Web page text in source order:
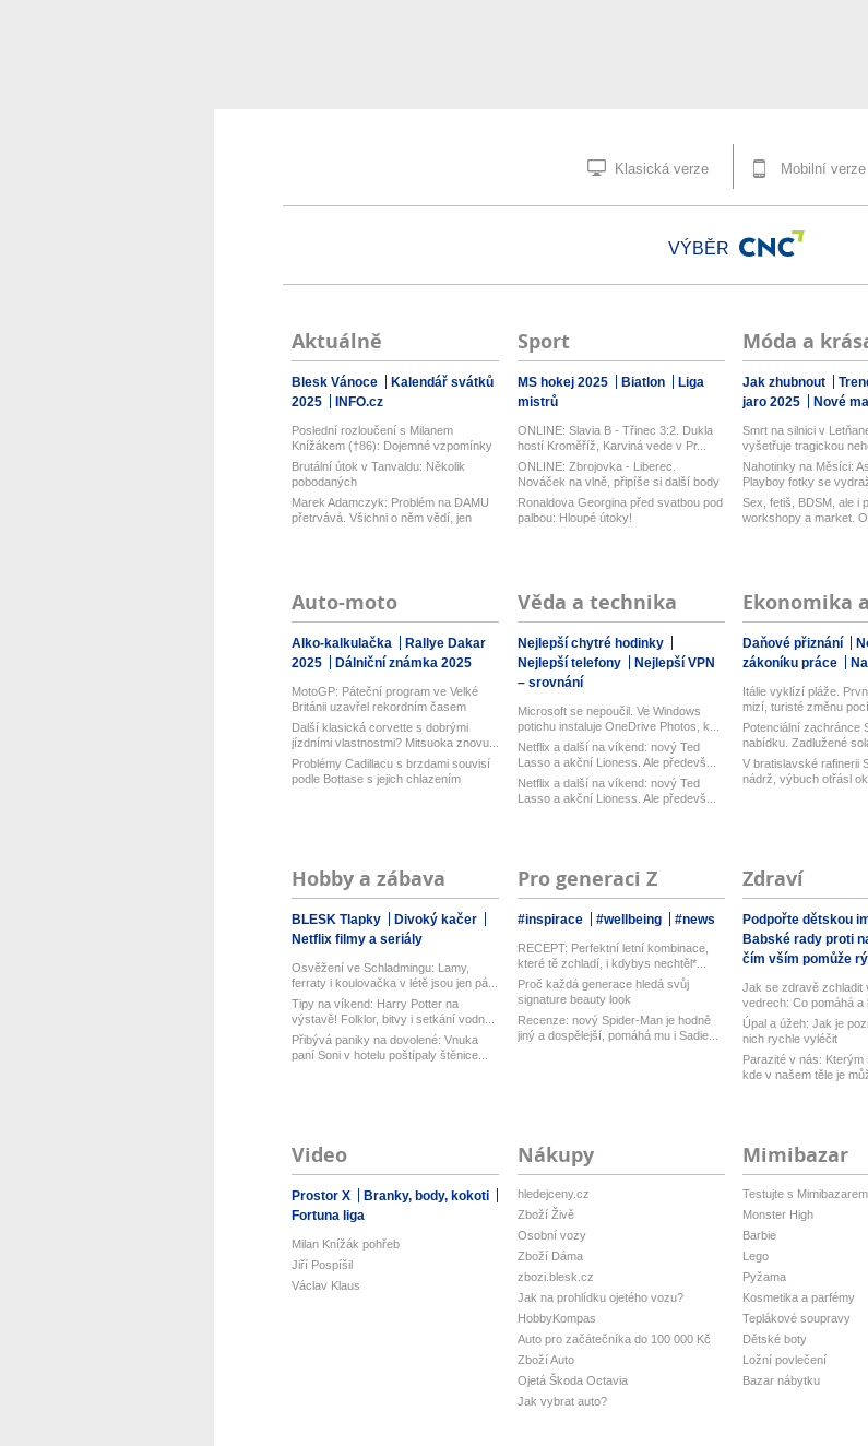
Klasická verze Mobilní verze
VÝBĚR
Aktuálně
Blesk Vánoce
Kalendář svátků
2025
INFO.cz
Poslední rozloučení s Milanem
Knížákem (†86): Dojemné vzpomínky
přátel...
Brutální útok v Tanvaldu: Několik
pobodaných
Marek Adamczyk: Problém na DAMU
přetrvává. Všichni o něm vědí, jen
Sport
MS hokej 2025 Biatlon
Liga
mistrů
ONLINE: Slavia B - Třinec 3:2. Dukla
hostí Kroměříž, Karviná vede v Pr...
ONLINE: Zbrojovka - Liberec.
Nováček na vlně, připíše si další body
pr...
Ronaldova Georgina před svatbou pod
palbou: Hloupé útoky!
Móda a
Jak zhubnout
jaro 2025
Nové
Smrt na silnici v
vyšetřuje tragickou
Nahotinky na Měsíci:
Playboy fotky se
Sex, fetiš, BDSM, ale i
workshopy a market.
Auto-moto
Alko-kalkulačka
Rallye Dakar
2025
Dálniční známka 2025
MotoGP: Páteční program ve Velké
Británii uzavřel rekordním časem
Bezz...
Další klasická corvette s dobrými
jízdními vlastnostmi? Mitsuoka znovu...
Problémy Cadillacu s brzdami souvisí
podle Bottase s jejich chlazením
Věda a technika
Nejlepší chytré hodinky
Nejlepší telefony
Nejlepší VPN
– srovnání
Microsoft se nepoučil. Ve Windows
potichu instaluje OneDrive Photos, k...
Netflix a další na víkend: nový Ted
Lasso a akční Lioness. Ale předevš...
Netflix a další na víkend: nový Ted
Lasso a akční Lioness. Ale předevš...
Ekonomika
Daňové přiznání
zákoníku práce
Itálie vyklízí pláže.
mizí, turisté změnu
Potenciální zachránce
nabídku. Zadlužené
V bratislavské rafinerii
nádrž, výbuch otřásl
Hobby a zábava
BLESK Tlapky
Divoký kačer
Netflix filmy a seriály
Osvěžení ve Schladmingu: Lamy,
ferraty i koulovačka v létě jsou jen pá...
Tipy na víkend: Harry Potter na
výstavě! Folklor, bitvy i setkání vodn...
Přibývá paniky na dovolené: Vnuka
paní Soni v hotelu poštípaly štěnice...
Pro generaci Z
#inspirace #wellbeing #news
RECEPT: Perfektní letní kombinace,
které tě zchladí, i kdybys nechtěl*...
Proč každá generace hledá svůj
signature beauty look
Recenze: nový Spider-Man je hodně
jiný a dospělejší, pomáhá mu i Sadie...
Zdraví
Podpořte dětskou
Babské rady proti
čím vším pomůže
Jak se zdravě zchladit
vedrech: Co pomáhá a
Úpal a úžeh: Jak je
nich rychle vyléčit
Parazité v nás: Kterým
kde v našem těle je
Video
Prostor X
Branky, body, kokoti
Fortuna liga
Milan Knížák pohřeb
Jiří Pospíšil
Václav Klaus
Nákupy
hledejceny.cz
Zboží Živě
Osobní vozy
Zboží Dáma
zbozi.blesk.cz
Jak na prohlídku ojetého vozu?
HobbyKompas
Auto pro začátečníka do 100 000 Kč
Zboží Auto
Ojetá Škoda Octavia
Jak vybrat auto?
Mimibazar
Testujte s Mimibazarem
Monster High
Barbie
Lego
Pyžama
Kosmetika a parfémy
Teplákové soupravy
Dětské boty
Ložní povlečení
Bazar nábytku